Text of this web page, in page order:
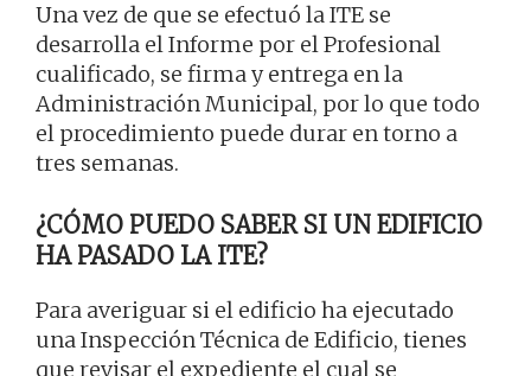
Una vez de que se efectuó la ITE se
desarrolla el Informe por el Profesional
cualificado, se firma y entrega en la
Administración Municipal, por lo que todo
el procedimiento puede durar en torno a
tres semanas.
¿CÓMO PUEDO SABER SI UN EDIFICIO
HA PASADO LA ITE?
Para averiguar si el edificio ha ejecutado
una Inspección Técnica de Edificio, tienes
que revisar el expediente el cual se